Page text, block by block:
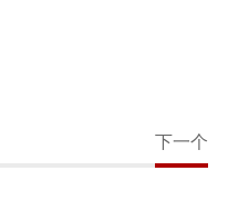
下一个